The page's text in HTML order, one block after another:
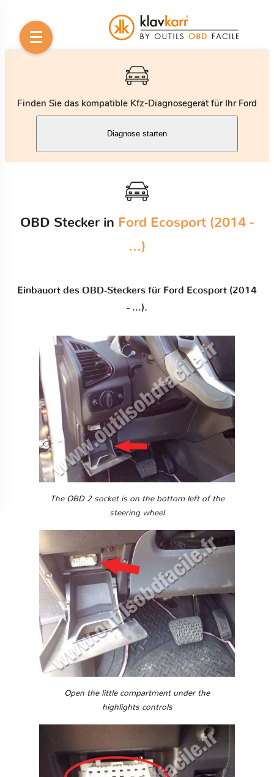
Finden Sie das kompatible Kfz-Diagnosegerät für Ihr Ford
Diagnose starten
OBD Stecker in Ford Ecosport (2014 -
...)
Einbauort des OBD-Steckers für Ford Ecosport (2014
- ...).
The OBD 2 socket is on the bottom left of the
steering wheel
Open the little compartment under the
highlights controls